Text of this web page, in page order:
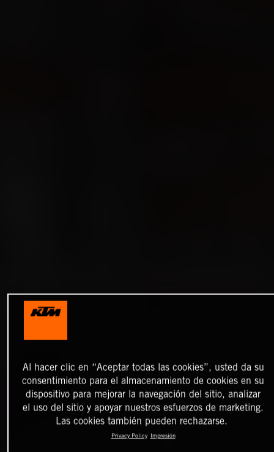
Al hacer clic en “Aceptar todas las cookies”, usted da su
consentimiento para el almacenamiento de cookies en su
dispositivo para mejorar la navegación del sitio, analizar
el uso del sitio y apoyar nuestros esfuerzos de marketing.
Las cookies también pueden rechazarse.
Privacy Policy Impresión